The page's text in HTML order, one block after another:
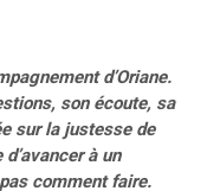
d’Oriane.
son écoute, sa
sur la justesse de
à un
comment faire.